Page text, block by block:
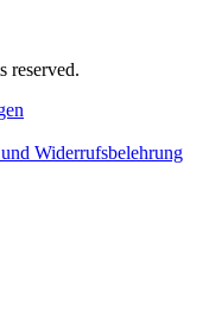
reserved.
Widerrufsbelehrung